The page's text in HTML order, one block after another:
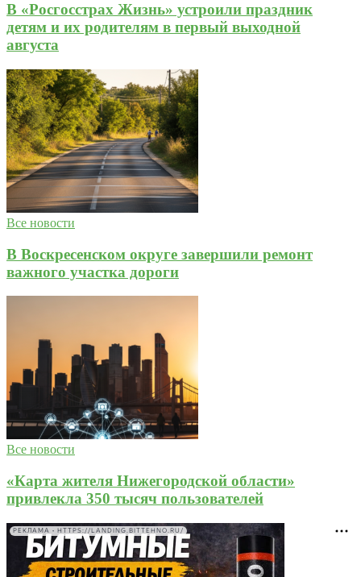
В «Росгосстрах Жизнь» устроили праздник
детям и их родителям в первый выходной
августа
Все новости
В Воскресенском округе завершили ремонт
важного участка дороги
Все новости
«Карта жителя Нижегородской области»
привлекла 350 тысяч пользователей
РЕКЛАМА • HTTPS://LANDING.BITTEHNO.RU/